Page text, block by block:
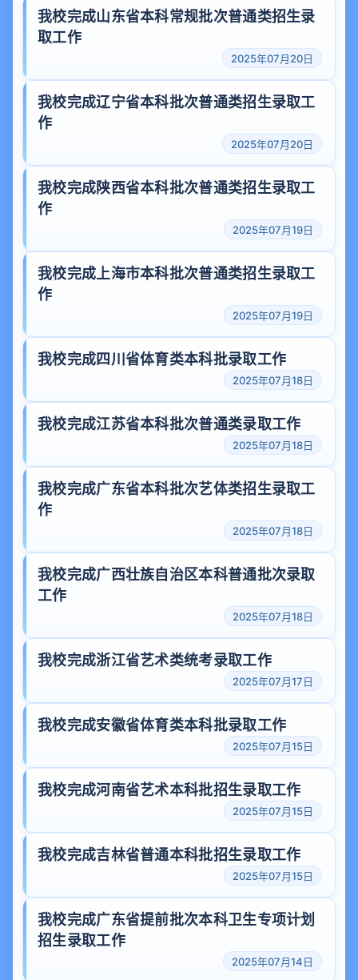
我校完成山东省本科常规批次普通类招生录
取工作
2025年07月20日
我校完成辽宁省本科批次普通类招生录取工
作
2025年07月20日
我校完成陕西省本科批次普通类招生录取工
作
2025年07月19日
我校完成上海市本科批次普通类招生录取工
作
2025年07月19日
我校完成四川省体育类本科批录取工作
2025年07月18日
我校完成江苏省本科批次普通类录取工作
2025年07月18日
我校完成广东省本科批次艺体类招生录取工
作
2025年07月18日
我校完成广西壮族自治区本科普通批次录取
工作
2025年07月18日
我校完成浙江省艺术类统考录取工作
2025年07月17日
我校完成安徽省体育类本科批录取工作
2025年07月15日
我校完成河南省艺术本科批招生录取工作
2025年07月15日
我校完成吉林省普通本科批招生录取工作
2025年07月15日
我校完成广东省提前批次本科卫生专项计划
招生录取工作
2025年07月14日